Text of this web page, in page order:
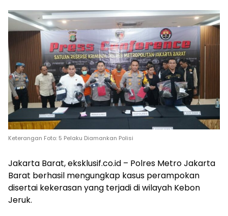
Keterangan Foto: 5 Pelaku Diamankan Polisi
Jakarta Barat, eksklusif.co.id – Polres Metro Jakarta
Barat berhasil mengungkap kasus perampokan
disertai kekerasan yang terjadi di wilayah Kebon
Jeruk.